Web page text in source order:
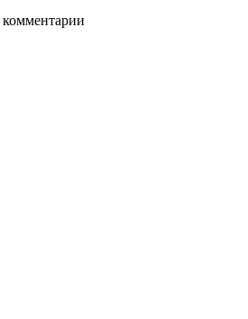
комментарии